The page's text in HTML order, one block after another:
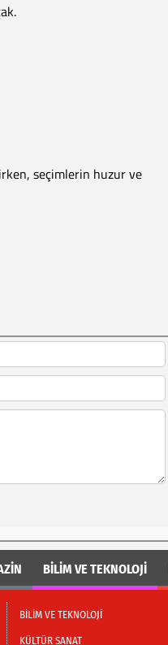
seçimlerin huzur ve
BİLİM VE TEKNOLOJİ
BİLİM VE TEKNOLOJİ
KÜLTÜR SANAT